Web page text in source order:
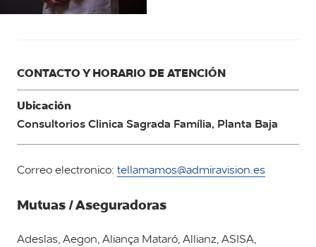
CONTACTO Y HORARIO DE ATENCIÓN
Ubicación
Consultorios Clinica Sagrada Família, Planta Baja
Correo electronico: tellamamos@admiravision.es
Mutuas / Aseguradoras
Adeslas, Aegon, Aliança Mataró, Allianz, ASISA,